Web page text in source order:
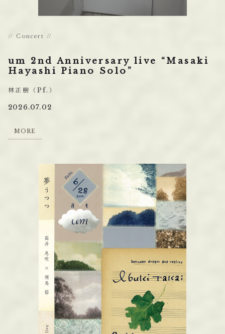
Concert
um 2nd Anniversary live “Masaki
Hayashi Piano Solo”
林正樹（Pf.）
2026.07.02
MORE
MORE